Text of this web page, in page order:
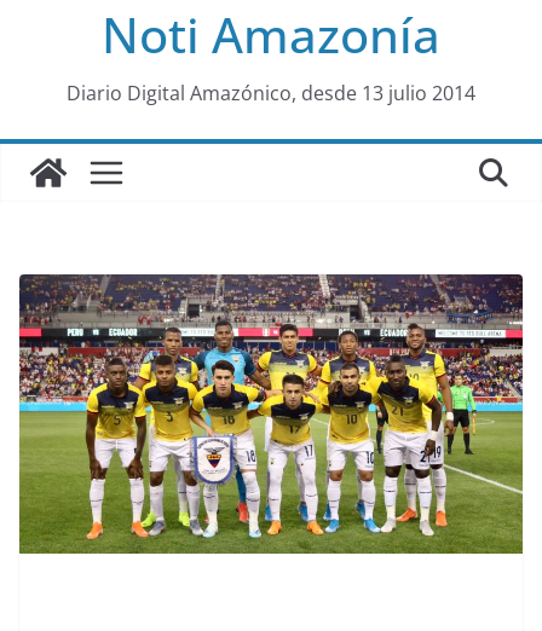
al
Noti Amazonía
Diario Digital Amazónico, desde 13 julio 2014